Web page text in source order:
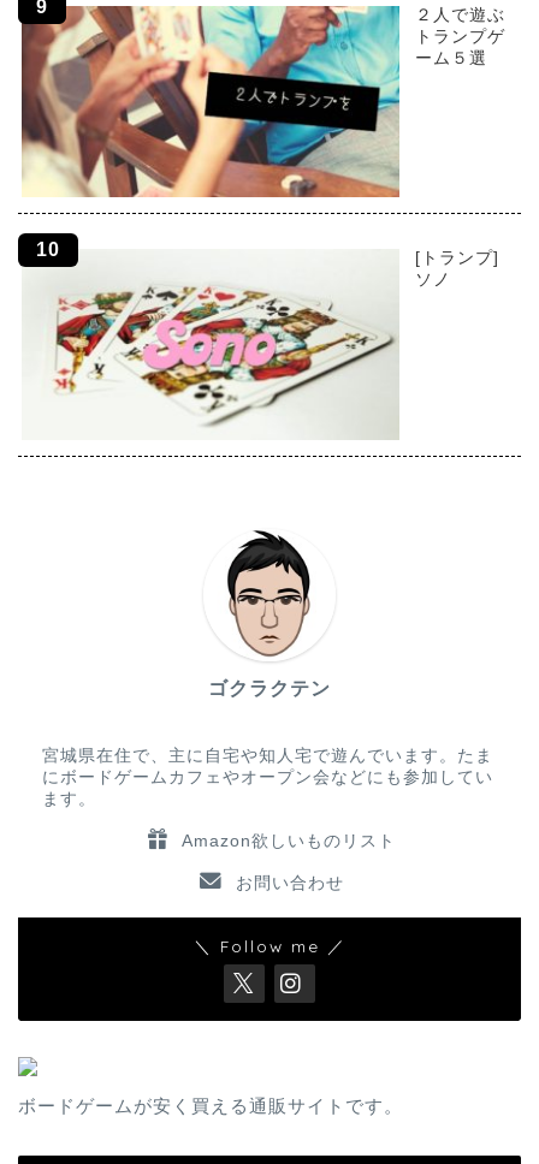
２人で遊ぶ
トランプゲ
ーム５選
[トランプ]
ソノ
ゴクラクテン
宮城県在住で、主に自宅や知人宅で遊んでいます。たま
にボードゲームカフェやオープン会などにも参加してい
ます。
Amazon欲しいものリスト
お問い合わせ
＼ Follow me ／
ボードゲームが安く買える通販サイトです。